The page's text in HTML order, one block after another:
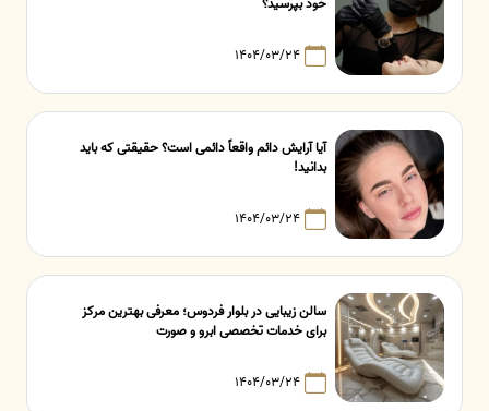
خود بپرسید؟
۱۴۰۴/۰۳/۲۴
آیا آرایش دائم واقعاً دائمی است؟ حقیقتی که باید
بدانید!
۱۴۰۴/۰۳/۲۴
سالن زیبایی در بلوار فردوس؛ معرفی بهترین مرکز
برای خدمات تخصصی ابرو و صورت
۱۴۰۴/۰۳/۲۴